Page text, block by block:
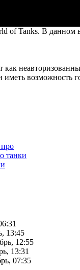
of Tanks. В данном
возможность
танки
13:45
12:55
13:31
07:35